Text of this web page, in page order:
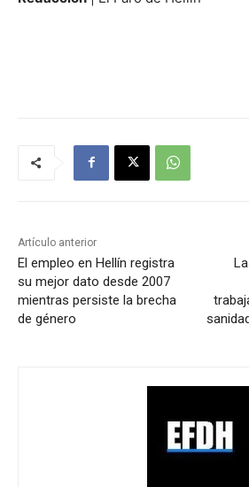
Artículo anterior
El empleo en Hellín registra
su mejor dato desde 2007
mientras persiste la brecha
de género